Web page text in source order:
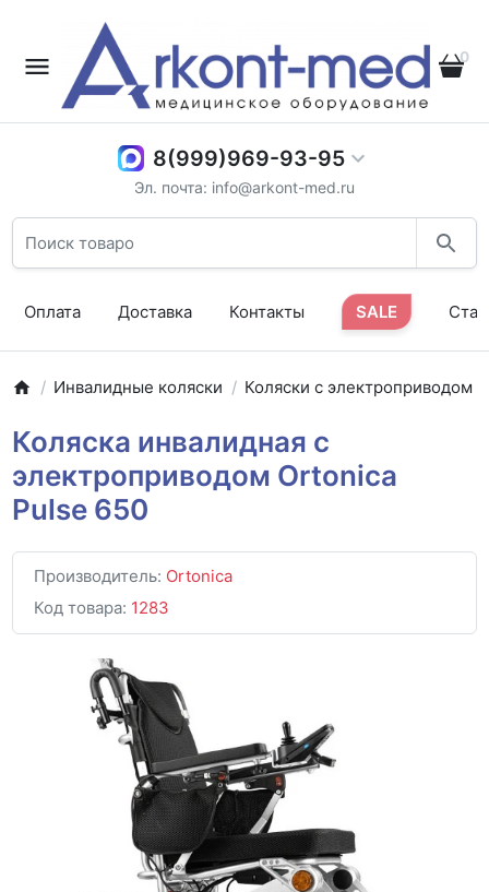
0
8(999)969-93-95
Эл. почта: info@arkont-med.ru
Оплата Доставка Контакты SALE
Инвалидные коляски Коляски с электроприводом
Коляска инвалидная с
электроприводом Ortonica
Pulse 650
Производитель: Ortonica
Код товара: 1283